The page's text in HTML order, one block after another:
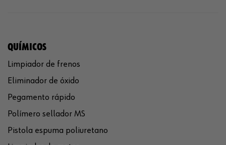
QUÍMICOS
Limpiador de frenos
Eliminador de óxido
Pegamento rápido
Polímero sellador MS
Pistola espuma poliuretano